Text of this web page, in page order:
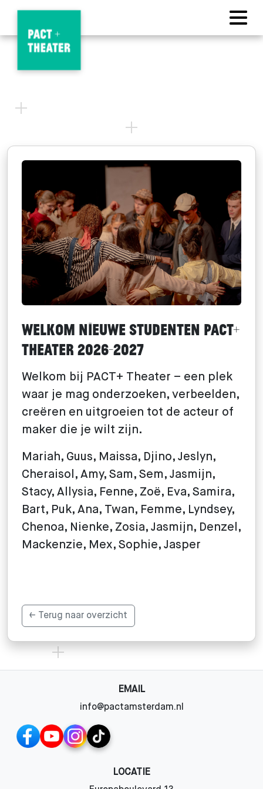
Welkom nieuwe studenten PACT+
Theater 2026-2027
Welkom bij PACT+ Theater – een plek
waar je mag onderzoeken, verbeelden,
creëren en uitgroeien tot de acteur of
maker die je wilt zijn.
Mariah, Guus, Maissa, Djino, Jeslyn,
Cheraisol, Amy, Sam, Sem, Jasmijn,
Stacy, Allysia, Fenne, Zoë, Eva, Samira,
Bart, Puk, Ana, Twan, Femme, Lyndsey,
Chenoa, Nienke, Zosia, Jasmijn, Denzel,
Mackenzie, Mex, Sophie, Jasper
← Terug naar overzicht
EMAIL
info@pactamsterdam.nl
LOCATIE